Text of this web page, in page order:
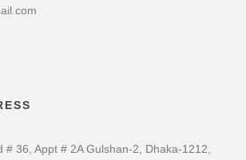
# 36, Appt # 2A Gulshan-2, Dhaka-1212,